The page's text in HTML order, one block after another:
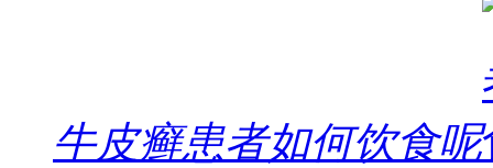
牛皮癣患者如何饮食呢